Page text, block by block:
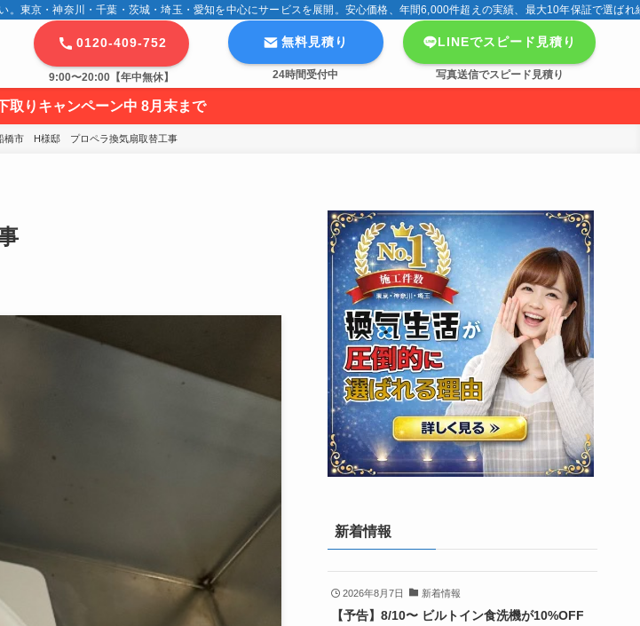
東京・神奈川・千葉・茨城・埼玉・愛知を中心にサービスを展開。安心価格、年間6,000件超えの実績、最大10年保証で選ばれ
0120-409-752
9:00〜20:00【年中無休】
無料見積り
24時間受付中
LINEでスピード見積り
写真送信でスピード見積り
取りキャンペーン中 8月末まで
橋市　H様邸　プロペラ換気扇取替工事
新着情報
2026年8月7日 新着情報
【予告】8/10〜 ビルトイン食洗機が10%OFF